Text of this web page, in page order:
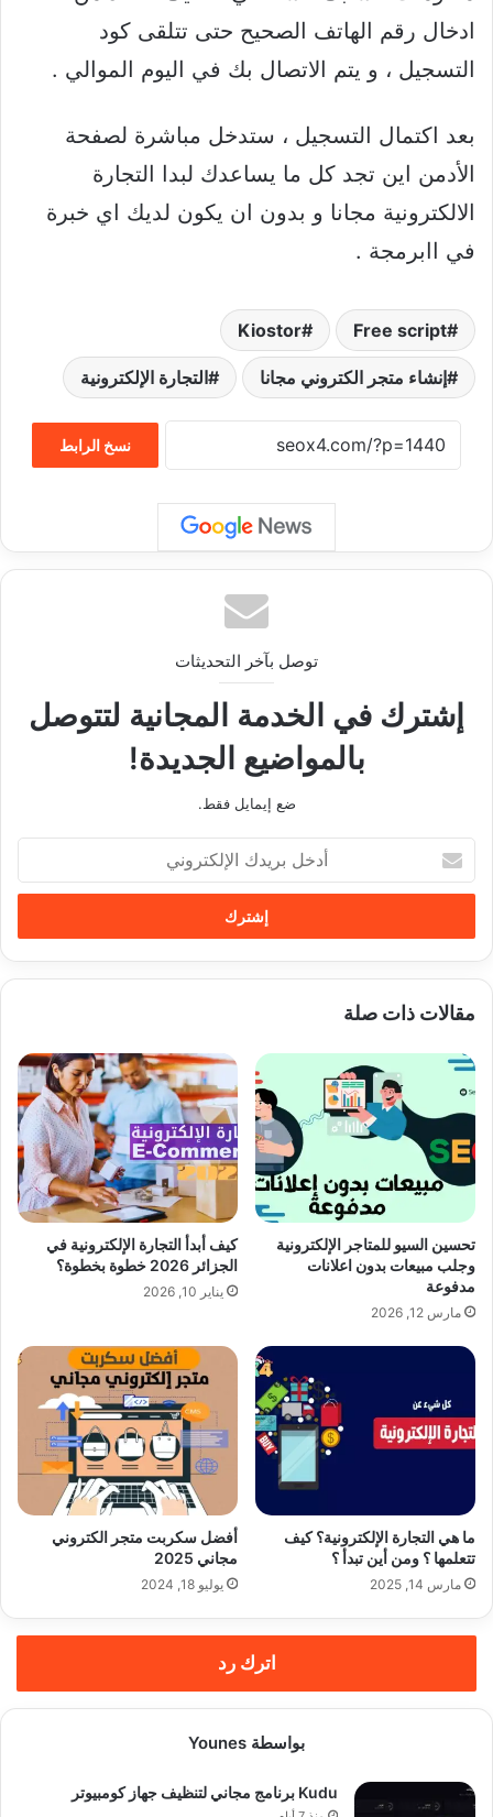
ادخال رقم الهاتف الصحيح حتى تتلقى كود
التسجيل ، و يتم الاتصال بك في اليوم الموالي .
بعد اكتمال التسجيل ، ستدخل مباشرة لصفحة
الأدمن اين تجد كل ما يساعدك لبدا التجارة
الالكترونية مجانا و بدون ان يكون لديك اي خبرة
في اابرمجة .
Free script
Kiostor
إنشاء متجر الكتروني مجانا التجارة الإلكترونية
نسخ الرابط
توصل بآخر التحديثات
إشترك في الخدمة المجانية لتتوصل
بالمواضيع الجديدة!
ضع إيمايل فقط.
بريدك
الإلكتروني
مقالات ذات صلة
تحسين السيو للمتاجر الإلكترونية
وجلب مبيعات بدون اعلانات
مدفوعة
مارس 12, 2026
كيف أبدأ التجارة الإلكترونية في
الجزائر 2026 خطوة بخطوة؟
يناير 10, 2026
ما هي التجارة الإلكترونية؟ كيف
تتعلمها ؟ ومن أين تبدأ ؟
مارس 14, 2025
أفضل سكربت متجر الكتروني
مجاني 2025
يوليو 18, 2024
اترك رد
بواسطة Younes
Kudu برنامج مجاني لتنظيف جهاز كومبيوتر